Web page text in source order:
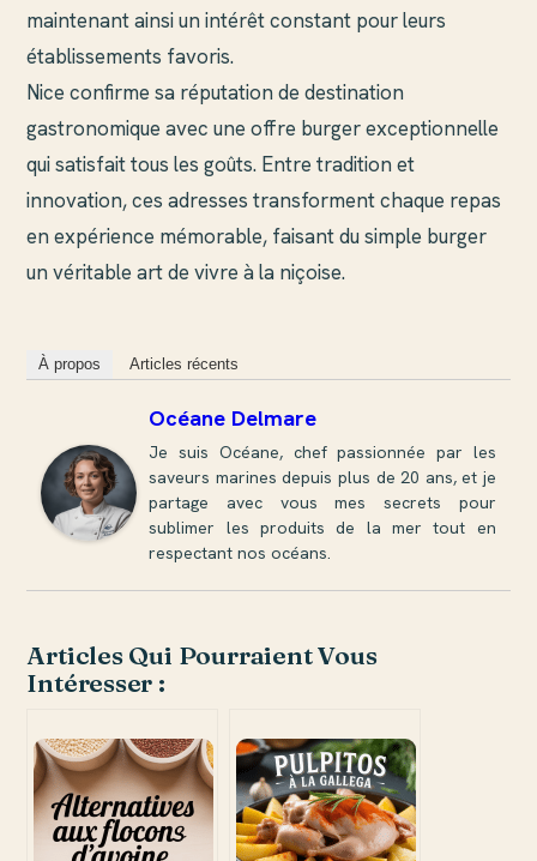
maintenant ainsi un intérêt constant pour leurs
établissements favoris.
Nice confirme sa réputation de destination
gastronomique avec une offre burger exceptionnelle
qui satisfait tous les goûts. Entre tradition et
innovation, ces adresses transforment chaque repas
en expérience mémorable, faisant du simple burger
un véritable art de vivre à la niçoise.
À propos Articles récents
Océane Delmare
Je suis Océane, chef passionnée par les
saveurs marines depuis plus de 20 ans, et je
partage avec vous mes secrets pour
sublimer les produits de la mer tout en
respectant nos océans.
Articles Qui Pourraient Vous
Intéresser :